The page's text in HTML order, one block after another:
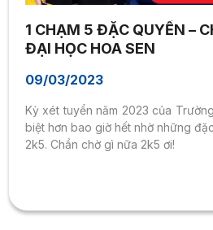
1 CHẠM 5 ĐẶC QUYỀN –
ĐẠI HỌC HOA SEN
09/03/2023
Kỳ xét tuyển năm 2023 của
biệt hơn bao giờ hết nhờ những
2k5. Chần chờ gì nữa 2k5 ơi!